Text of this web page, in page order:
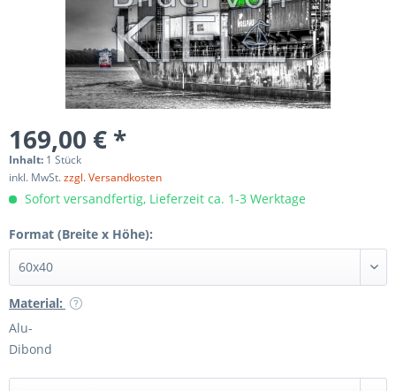
169,00 € *
Inhalt: 1 Stück
inkl. MwSt.zzgl. Versandkosten
Sofort versandfertig, Lieferzeit ca. 1-3 Werktage
Format (Breite x Höhe):
Material:
Alu-
Dibond